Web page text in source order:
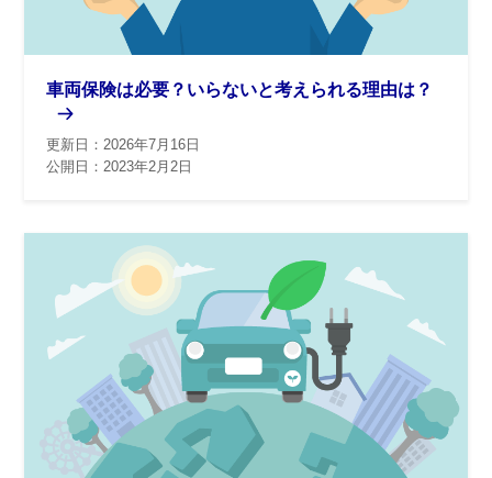
車両保険は必要？いらないと考えられる理由は？
更新日：2026年7月16日
公開日：2023年2月2日